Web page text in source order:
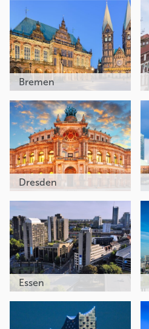
Bremen
Dresden
Essen